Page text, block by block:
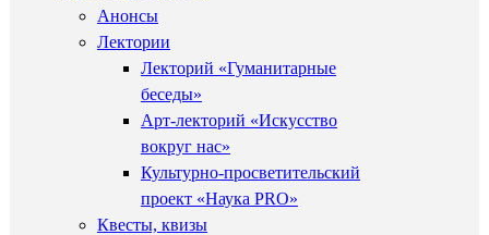
Анонсы
Лектории
Лекторий «Гуманитарные
беседы»
Арт-лекторий «Искусство
вокруг нас»
Культурно-просветительский
проект «Наука PRO»
Квесты, квизы